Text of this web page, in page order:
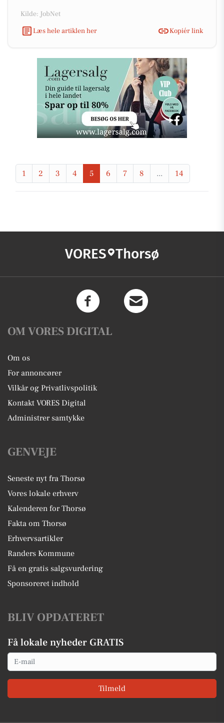
Kilde: JobNet
Læs hele artiklen her
Kopiér link
1 2 3 4 5 6 7 8 ... 14
VORES Thorsø
OM VORES DIGITAL
Om os
For annoncører
Vilkår og Privatlivspolitik
Kontakt VORES Digital
Administrer samtykke
GENVEJE
Seneste nyt fra Thorsø
Vores lokale erhverv
Kalenderen for Thorsø
Fakta om Thorsø
Erhvervsartikler
Randers Kommune
Få en gratis salgsvurdering
Sponsoreret indhold
BLIV OPDATERET
Få lokale nyheder GRATIS
Email
Tilmeld